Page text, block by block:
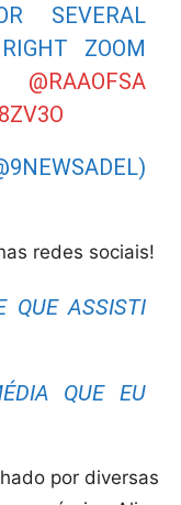
SEVERAL
ZOOM
@RAAOFSA
redes sociais!
QUE ASSISTI
QUE EU
por diversas